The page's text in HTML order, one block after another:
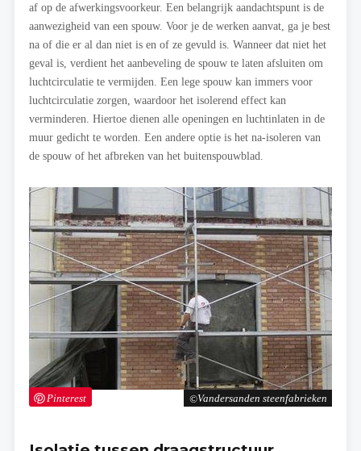
Vandersanden steenfabrieken
Pinterest
af op de afwerkingsvoorkeur. Een belangrijk aandachtspunt is de
aanwezigheid van een spouw. Voor je de werken aanvat, ga je best
na of die er al dan niet is en of ze gevuld is. Wanneer dat niet het
geval is, verdient het aanbeveling de spouw te laten afsluiten om
luchtcirculatie te vermijden. Een lege spouw kan immers voor
luchtcirculatie zorgen, waardoor het isolerend effect kan
verminderen. Hiertoe dienen alle openingen en luchtinlaten in de
muur gedicht te worden. Een andere optie is het na-isoleren van
de spouw of het afbreken van het buitenspouwblad.